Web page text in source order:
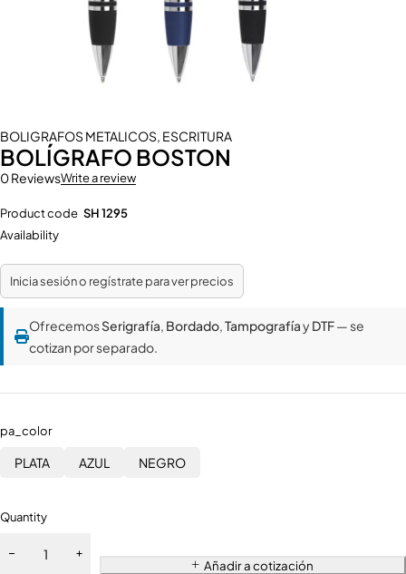
BOLIGRAFOS METALICOS, ESCRITURA
BOLÍGRAFO BOSTON
0 ReviewsWrite a review
Product code SH 1295
Availability
Inicia sesión o regístrate para ver precios
OfrecemosSerigrafía, Bordado,TampografíayDTF— se
cotizan por separado.
pa_color
PLATA AZUL NEGRO
Quantity
Añadir a cotización